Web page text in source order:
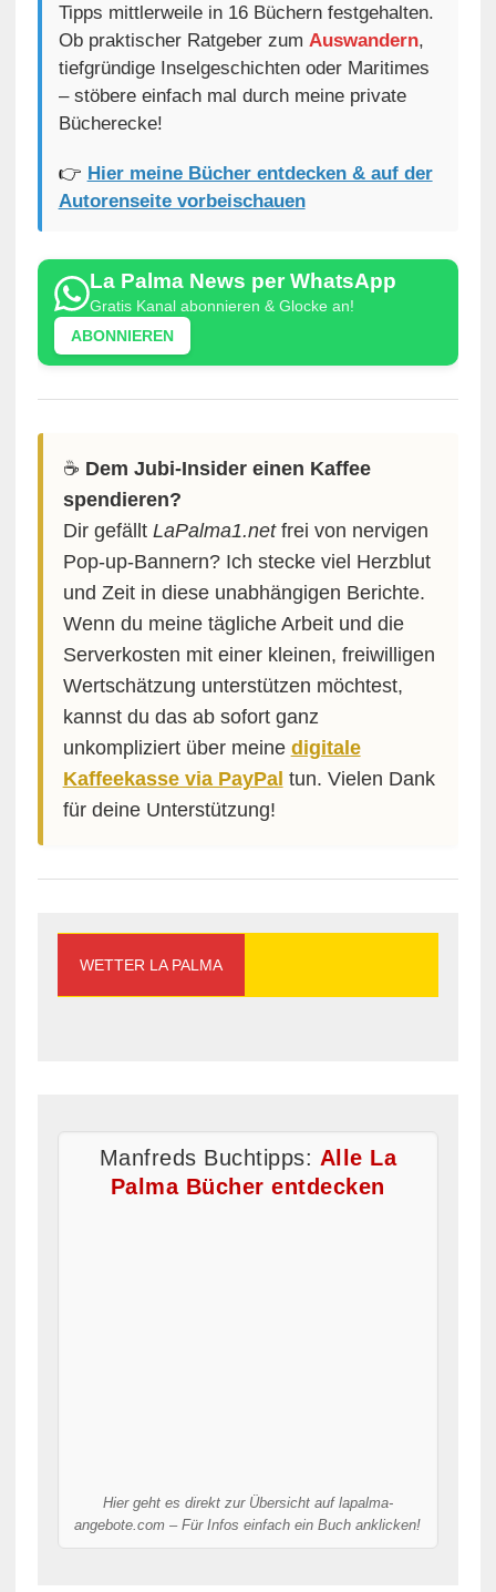
Tipps mittlerweile in 16 Büchern festgehalten.
Ob praktischer Ratgeber zum Auswandern,
tiefgründige Inselgeschichten oder Maritimes
– stöbere einfach mal durch meine private
Bücherecke!
👉 Hier meine Bücher entdecken & auf der
Autorenseite vorbeischauen
La Palma News per WhatsApp
Gratis Kanal abonnieren & Glocke an!
ABONNIEREN
☕️ Dem Jubi-Insider einen Kaffee
spendieren?
Dir gefällt LaPalma1.netfrei von nervigen
Pop-up-Bannern? Ich stecke viel Herzblut
und Zeit in diese unabhängigen Berichte.
Wenn du meine tägliche Arbeit und die
Serverkosten mit einer kleinen, freiwilligen
Wertschätzung unterstützen möchtest,
kannst du das ab sofort ganz
unkompliziert über meine digitale
Kaffeekasse via PayPal tun. Vielen Dank
für deine Unterstützung!
WETTER LA PALMA
Manfreds Buchtipps: Alle La
Palma Bücher entdecken
Hier geht es direkt zur Übersicht auf lapalma-
angebote.com – Für Infos einfach ein Buch anklicken!